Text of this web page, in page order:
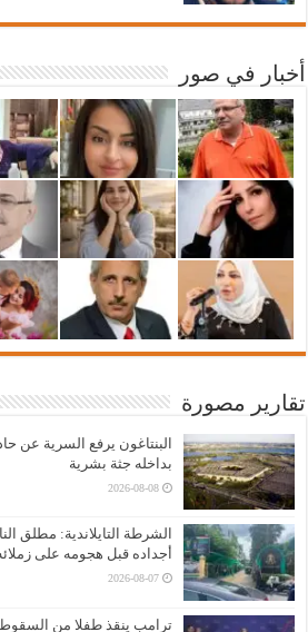
أخبار في صور
تقارير مصورة
البنتاغون يرفع السرية
بداخله جثة بشرية
2026-08-08
الشرطة التايلاندية: مطلق
أجداده قبل هجومه على
2026-08-07
ترامب ينقذ طفلا من